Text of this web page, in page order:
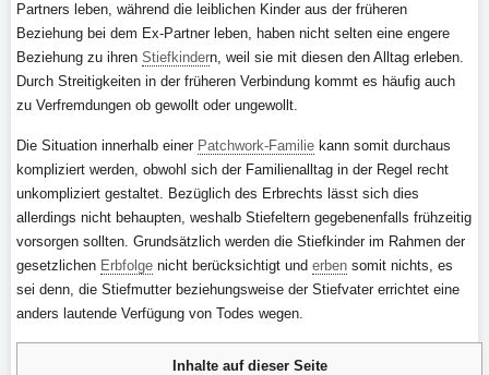
Partners leben, während die leiblichen Kinder aus der früheren
Beziehung bei dem Ex-Partner leben, haben nicht selten eine engere
Beziehung zu ihren Stiefkindern, weil sie mit diesen den Alltag erleben.
Durch Streitigkeiten in der früheren Verbindung kommt es häufig auch
zu Verfremdungen ob gewollt oder ungewollt.
Die Situation innerhalb einer Patchwork-Familie kann somit durchaus
kompliziert werden, obwohl sich der Familienalltag in der Regel recht
unkompliziert gestaltet. Bezüglich des Erbrechts lässt sich dies
allerdings nicht behaupten, weshalb Stiefeltern gegebenenfalls frühzeitig
vorsorgen sollten. Grundsätzlich werden die Stiefkinder im Rahmen der
gesetzlichen Erbfolge nicht berücksichtigt und erben somit nichts, es
sei denn, die Stiefmutter beziehungsweise der Stiefvater errichtet eine
anders lautende Verfügung von Todes wegen.
Inhalte auf dieser Seite